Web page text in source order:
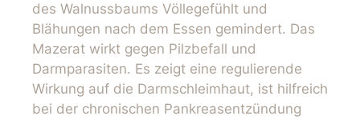
des Walnussbaums Völlegefühlt und
Blähungen nach dem Essen gemindert. Das
Mazerat wirkt gegen Pilzbefall und
Darmparasiten. Es zeigt eine regulierende
Wirkung auf die Darmschleimhaut, ist hilfreich
bei der chronischen Pankreasentzündung